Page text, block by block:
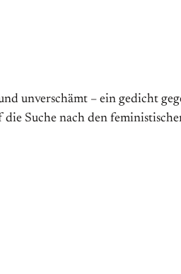
unverschämt – ein gedicht
Suche nach den